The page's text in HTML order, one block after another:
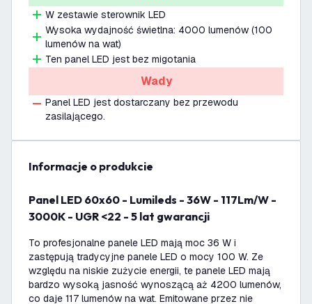
W zestawie sterownik LED
Wysoka wydajność świetlna: 4000 lumenów (100
lumenów na wat)
Ten panel LED jest bez migotania
Wady
Panel LED jest dostarczany bez przewodu
zasilającego.
informacje o produkcie
Panel LED 60x60 - Lumileds - 36W - 117Lm/W -
3000K - UGR <22 - 5 lat gwarancji
To profesjonalne panele LED mają moc 36 W i
zastępują tradycyjne panele LED o mocy 100 W. Ze
względu na niskie zużycie energii, te panele LED mają
bardzo wysoką jasność wynoszącą aż 4200 lumenów,
co daje 117 lumenów na wat. Emitowane przez nie